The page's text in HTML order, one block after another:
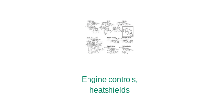
Engine controls,
heatshields